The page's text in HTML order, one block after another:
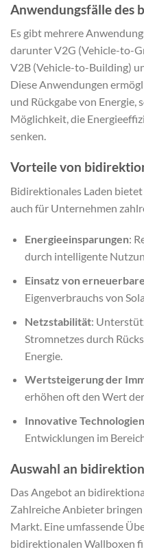
Anwendungsfälle des
Es gibt mehrere
darunter V2G (Vehicle-to-
V2B (Vehicle-to-Building)
Diese Anwendungen
und Rückgabe von Energie,
Möglichkeit, die
senken.
Vorteile von
Bidirektionales Laden
auch für Unternehmen
Energieeinsparungen:
durch intelligente
Einsatz von
Eigenverbrauchs von
Netzstabilität:
Stromnetzes durch
Energie.
Wertsteigerung der
erhöhen oft den Wert
Innovative Technologien
Entwicklungen im
Auswahl an
Das Angebot an
Zahlreiche Anbieter
Markt. Eine umfassende
bidirektionalen Wallboxen